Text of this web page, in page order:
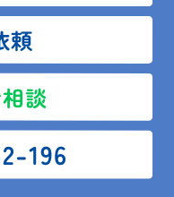
頼
談
196
交換